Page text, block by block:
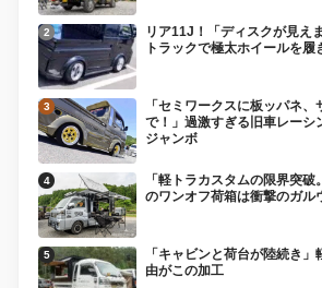
リア11J！「ディスクが見え
トラックで極太ホイールを履
「セミワークスに板ッパネ
で！」過激すぎる旧車レーシ
ジャンボ
「軽トラカスタムの限界突
のワンオフ荷箱は衝撃のガル
「キャビンと荷台が陸続き
由がこの加工